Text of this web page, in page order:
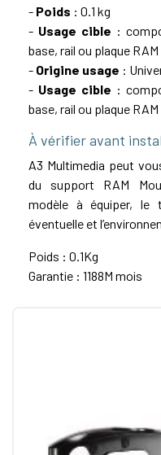
- Poids : 0.1 kg
- Usage cible :
base, rail ou plaque RAM
- Origine usage :
- Usage cible :
base, rail ou plaque RAM
À vérifier avant
A3 Multimedia peut
du support RAM
modèle à équiper, le
éventuelle et
Poids : 0.1Kg
Garantie : 1188M mois